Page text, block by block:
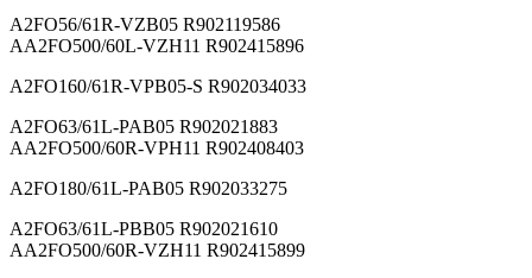
A2FO56/61R-VZB05 R902119586
AA2FO500/60L-VZH11 R902415896
A2FO160/61R-VPB05-S R902034033
A2FO63/61L-PAB05 R902021883
AA2FO500/60R-VPH11 R902408403
A2FO180/61L-PAB05 R902033275
A2FO63/61L-PBB05 R902021610
AA2FO500/60R-VZH11 R902415899